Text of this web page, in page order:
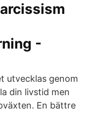
-
utvecklas genom
din livstid men
En bättre